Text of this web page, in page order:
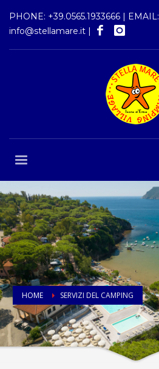
PHONE: +39.0565.1933666 | EMAIL:
info@stellamare.it |
HOME SERVIZI DEL CAMPING